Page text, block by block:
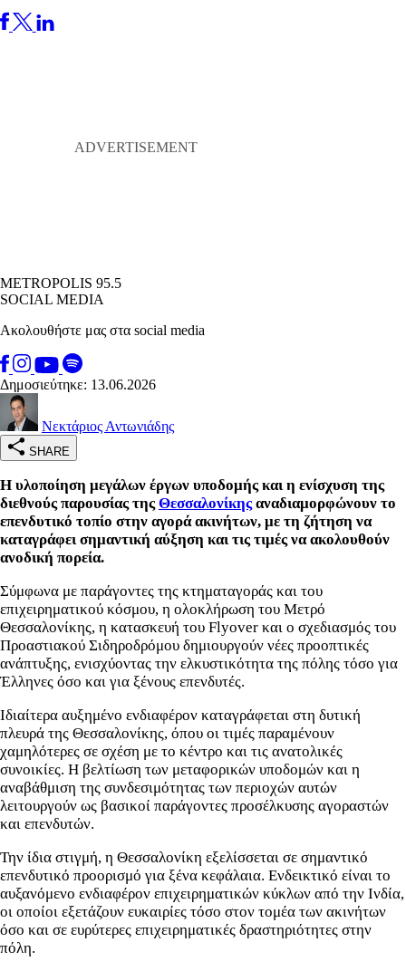
METROPOLIS 95.5
SOCIAL MEDIA
Ακολουθήστε μας στα social media
Δημοσιεύτηκε: 13.06.2026
Νεκτάριος Αντωνιάδης
SHARE
Η υλοποίηση μεγάλων έργων υποδομής και η ενίσχυση της
διεθνούς παρουσίας τηςΘεσσαλονίκηςαναδιαμορφώνουν το
επενδυτικό τοπίο στην αγορά ακινήτων, με τη ζήτηση να
καταγράφει σημαντική αύξηση και τις τιμές να ακολουθούν
ανοδική πορεία.
Σύμφωνα με παράγοντες της κτηματαγοράς και του
επιχειρηματικού κόσμου, η ολοκλήρωση του Μετρό
Θεσσαλονίκης, η κατασκευή του Flyover και ο σχεδιασμός του
Προαστιακού Σιδηροδρόμου δημιουργούν νέες προοπτικές
ανάπτυξης, ενισχύοντας την ελκυστικότητα της πόλης τόσο για
Έλληνες όσο και για ξένους επενδυτές.
Ιδιαίτερα αυξημένο ενδιαφέρον καταγράφεται στη δυτική
πλευρά της Θεσσαλονίκης, όπου οι τιμές παραμένουν
χαμηλότερες σε σχέση με το κέντρο και τις ανατολικές
συνοικίες. Η βελτίωση των μεταφορικών υποδομών και η
αναβάθμιση της συνδεσιμότητας των περιοχών αυτών
λειτουργούν ως βασικοί παράγοντες προσέλκυσης αγοραστών
και επενδυτών.
Την ίδια στιγμή, η Θεσσαλονίκη εξελίσσεται σε σημαντικό
επενδυτικό προορισμό για ξένα κεφάλαια. Ενδεικτικό είναι το
αυξανόμενο ενδιαφέρον επιχειρηματικών κύκλων από την Ινδία,
οι οποίοι εξετάζουν ευκαιρίες τόσο στον τομέα των ακινήτων
όσο και σε ευρύτερες επιχειρηματικές δραστηριότητες στην
πόλη.